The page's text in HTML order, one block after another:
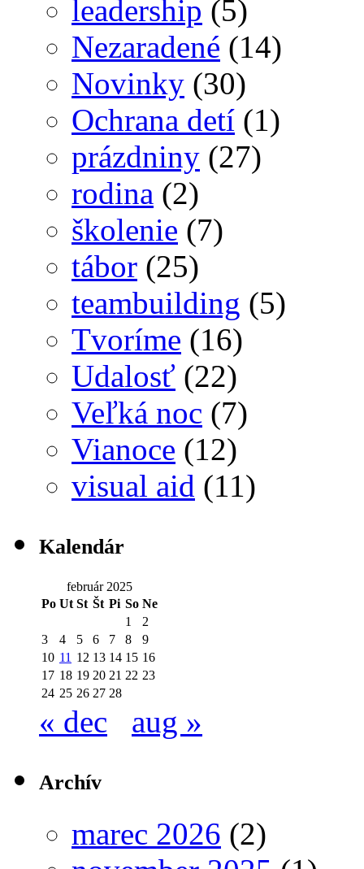
leadership (5)
Nezaradené (14)
Novinky (30)
Ochrana detí (1)
prázdniny (27)
rodina (2)
školenie (7)
tábor (25)
teambuilding (5)
Tvoríme (16)
Udalosť (22)
Veľká noc (7)
Vianoce (12)
visual aid (11)
Kalendár
február 2025
Po Ut St Št Pi So Ne
1
2
3
4 5 6 7 8
9
10 11 12 13 14 15 16
17 18 19 20 21 22 23
24 25 26 27 28
« dec aug »
Archív
marec 2026 (2)